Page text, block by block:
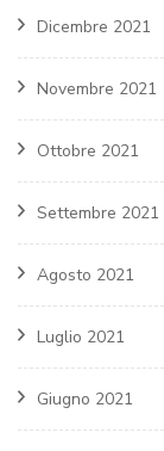
Dicembre 2021
Novembre 2021
Ottobre 2021
Settembre 2021
Agosto 2021
Luglio 2021
Giugno 2021